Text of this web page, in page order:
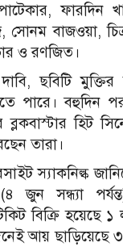
ফারদিন
সোনম বাজওয়া,
ও রণজিত।
ছবিটি
পারে। বহুদিন
হিট
তারা।
স্যাকনিল্ক
সন্ধ্যা
বিক্রি হয়েছে
আয় ছাড়িয়েছে